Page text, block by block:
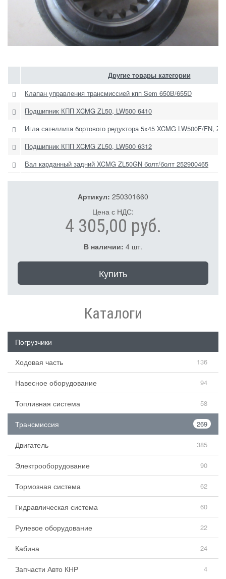
Другие товары категории
Клапан управления трансмиссией кпп Sem 650B/655D
Подшипник КПП XCMG ZL50, LW500 6410
Игла сателлита бортового редуктора 5х45 XCMG LW500F/FN,
Подшипник КПП XCMG ZL50, LW500 6312
Вал карданный задний XCMG ZL50GN болт/болт 252900465
Артикул: 250301660
Цена с НДС:
4 305,00 руб.
В наличии: 4 шт.
Купить
Каталоги
Погрузчики
Ходовая часть
136
Навесное оборудование 94
Топливная система 58
Трансмиссия 269
Двигатель 385
Электрооборудование 90
Тормозная система 62
Гидравлическая система 60
Рулевое оборудование 22
Кабина 24
Запчасти Авто КНР 4